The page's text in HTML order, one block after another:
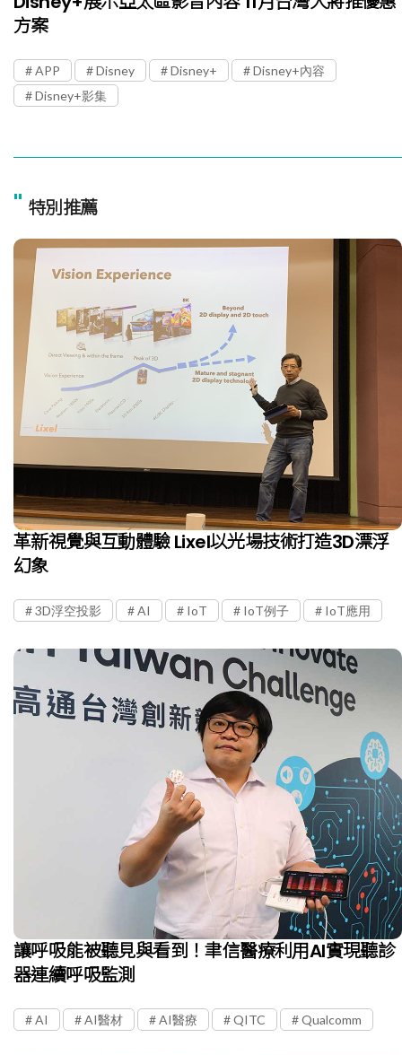
方案
APP Disney Disney+
Disney+內容
Disney+影集
" 特別推薦
革新視覺與互動體驗 Lixel以光場技術打造3D漂浮
幻象
3D浮空投影 AI IoT IoT例子 IoT應用
讓呼吸能被聽見與看到！聿信醫療利用AI實現聽診
器連續呼吸監測
AI AI醫材 AI醫療 QITC Qualcomm